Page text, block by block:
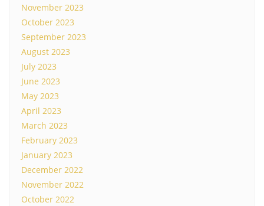
November 2023
October 2023
September 2023
August 2023
July 2023
June 2023
May 2023
April 2023
March 2023
February 2023
January 2023
December 2022
November 2022
October 2022